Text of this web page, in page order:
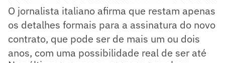
O jornalista italiano afirma que restam apenas
os detalhes formais para a assinatura do novo
contrato, que pode ser de mais um ou dois
anos, com uma possibilidade real de ser até